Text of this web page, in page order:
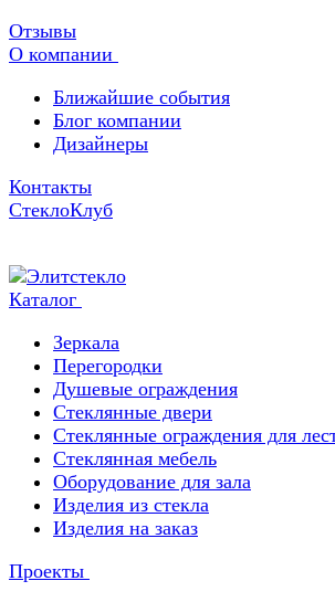
Отзывы
О компании
Ближайшие события
Блог компании
Дизайнеры
Контакты
СтеклоКлуб
Каталог
Зеркала
Перегородки
Душевые ограждения
Стеклянные двери
Стеклянные ограждения для
Стеклянная мебель
Оборудование для зала
Изделия из стекла
Изделия на заказ
Проекты